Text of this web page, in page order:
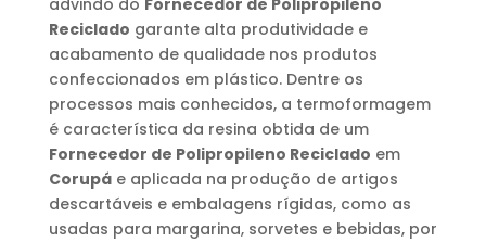
advindo do Fornecedor de Polipropileno
Reciclado garante alta produtividade e
acabamento de qualidade nos produtos
confeccionados em plástico. Dentre os
processos mais conhecidos, a termoformagem
é característica da resina obtida de um
Fornecedor de Polipropileno Reciclado em
Corupáe aplicada na produção de artigos
descartáveis e embalagens rígidas, como as
usadas para margarina, sorvetes e bebidas, por